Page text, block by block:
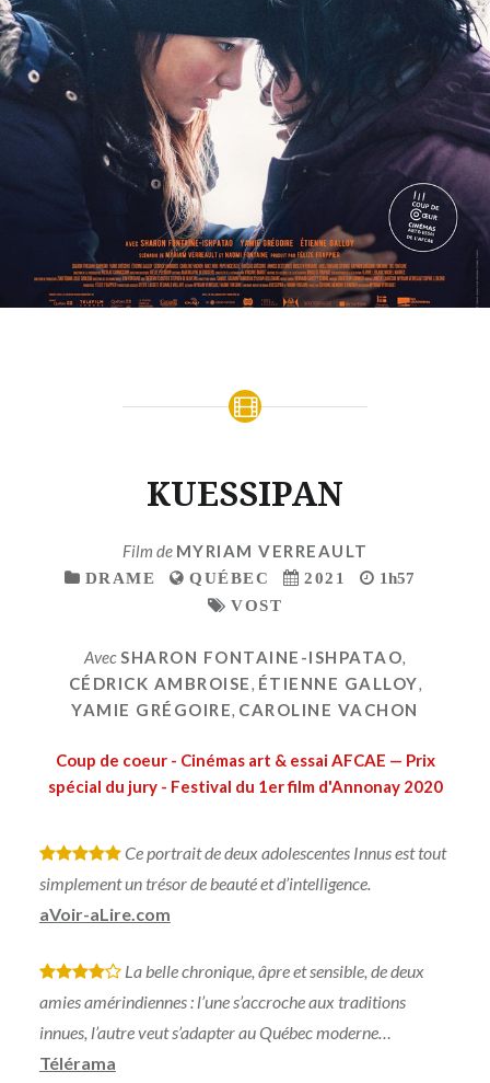
KUESSIPAN
Film de MYRIAM VERREAULT
DRAME QUÉBEC 2021
1h57
VOST
AvecSHARON FONTAINE-ISHPATAO,
CÉDRICK AMBROISE, ÉTIENNE GALLOY,
YAMIE GRÉGOIRE, CAROLINE VACHON
Coup de coeur - Cinémas art & essai AFCAE — Prix
spécial du jury - Festival du 1er film d'Annonay 2020
* * * * *Ce portrait de deux adolescentes Innus est tout
simplement un trésor de beauté et d’intelligence.
aVoir-aLire.com
* * * *
La belle chronique, âpre et sensible, de deux
amies amérindiennes : l’une s’accroche aux traditions
innues, l’autre veut s’adapter au Québec moderne…
Télérama